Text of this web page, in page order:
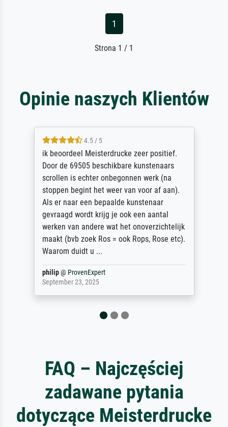
1
Strona 1 / 1
Opinie naszych Klientów
5 / 5
Die Zufriedenheit ist auch nicht dadurch
getrübt, dass das Bild entgegen einer
angegebenen Lieferanschrift (sollte eine
Überraschung für die normannische
Ehefrau sein zum Hochzeits- gleichzeitig
auch Geburtstag sein) doch nach zu Hause
zugestellt wurde.
Jürgen@ProvenExpert
April 22, 2026
FAQ – Najczęściej
zadawane pytania
dotyczące Meisterdrucke